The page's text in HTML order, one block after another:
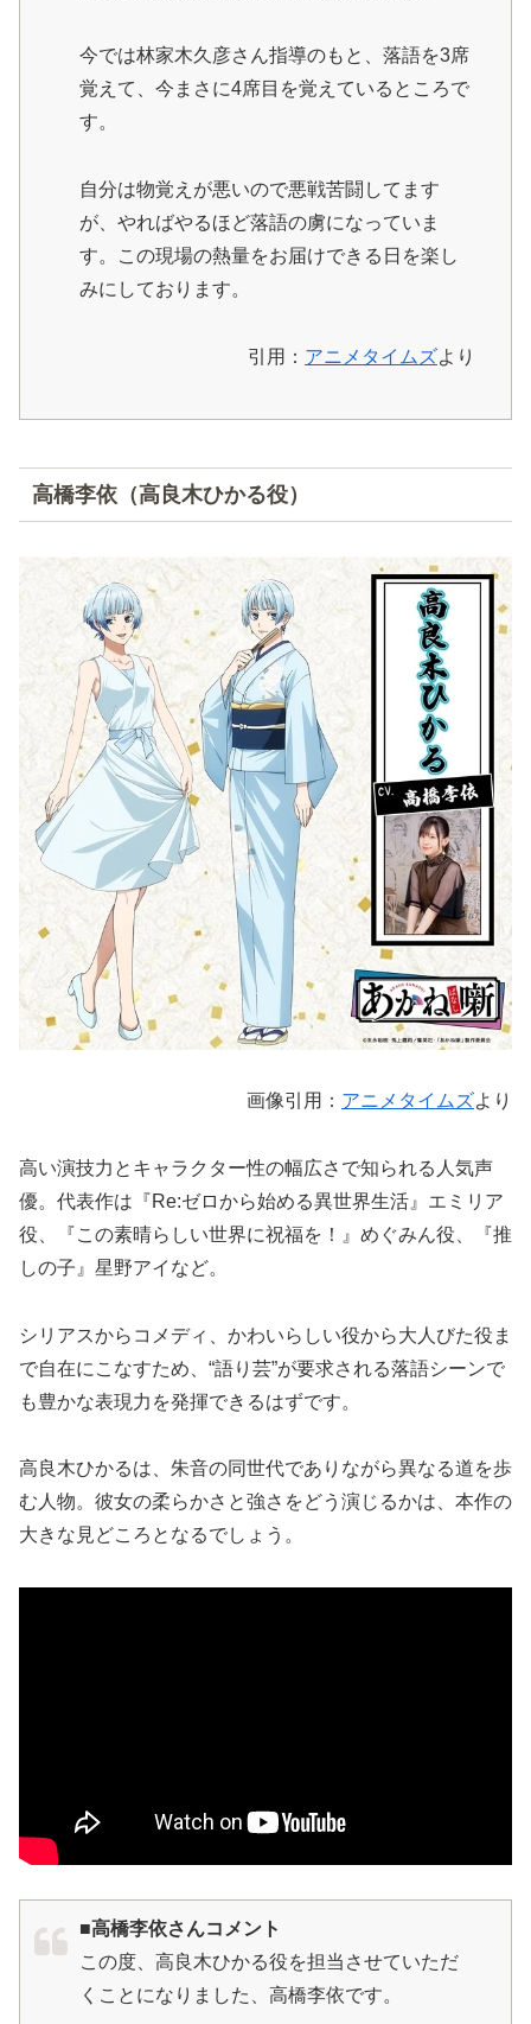
今では林家木久彦さん指導のもと、落語を3席
覚えて、今まさに4席目を覚えているところで
す。
自分は物覚えが悪いので悪戦苦闘してます
が、やればやるほど落語の虜になっていま
す。この現場の熱量をお届けできる日を楽し
みにしております。
引用： アニメタイムズより
高橋李依（高良木ひかる役）
画像引用： アニメタイムズより
高い演技力とキャラクター性の幅広さで知られる人気声
優。代表作は『Re:ゼロから始める異世界生活』エミリア
役、『この素晴らしい世界に祝福を！』めぐみん役、『推
しの子』星野アイなど。
シリアスからコメディ、かわいらしい役から大人びた役ま
で自在にこなすため、“語り芸”が要求される落語シーンで
も豊かな表現力を発揮できるはずです。
高良木ひかるは、朱音の同世代でありながら異なる道を歩
む人物。彼女の柔らかさと強さをどう演じるかは、本作の
大きな見どころとなるでしょう。
■高橋李依さんコメント
この度、高良木ひかる役を担当させていただ
くことになりました、高橋李依です。